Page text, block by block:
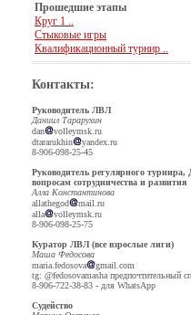
Прошедшие этапы
Круг 1 ..
Стыковые игры
Квалификационный турнир ..
Контакты:
Руководитель ЛВЛ
Даниил Тарарухин
dan
volleymsk.ru
dtararukhin
yandex.ru
8-906-098-25-45
Руководитель регулярного турнира,
вопросам сотрудничества и развития
Алла Константинова
allathegod
mail.ru
alla
volleymsk.ru
8-906-098-25-75
Куратор ЛВЛ (все взрослые лиги)
Маша Федосова
maria.fedosova
gmail.com
tg: @fedosovamasha предпочтительный
8-906-722-38-83 - для WhatsApp
Судейство